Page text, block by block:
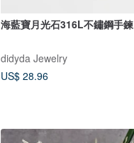
海藍寶月光石316L不鏽鋼手鍊
didyda Jewelry
US$ 28.96